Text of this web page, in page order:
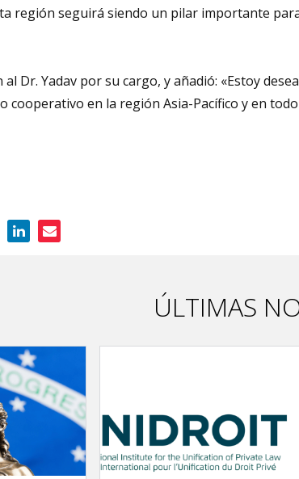
región seguirá siendo un pilar importante
Dr. Yadav por su cargo, y añadió: «Estoy
cooperativo en la región Asia-Pacífico y en
ÚLTIMAS